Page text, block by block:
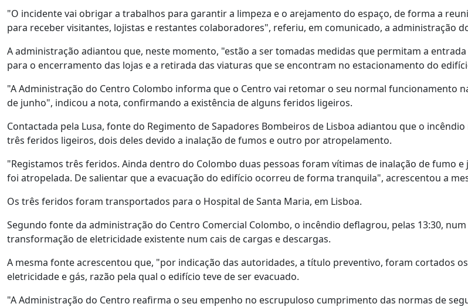
"O incidente vai obrigar a trabalhos para garantir a limpeza e o arejamento do espaço, de forma a
para receber visitantes, lojistas e restantes colaboradores", referiu, em comunicado, a administração
A administração adiantou que, neste momento, "estão a ser tomadas medidas que permitam a
para o encerramento das lojas e a retirada das viaturas que se encontram no estacionamento do
"A Administração do Centro Colombo informa que o Centro vai retomar o seu normal funcionamento
de junho", indicou a nota, confirmando a existência de alguns feridos ligeiros.
Contactada pela Lusa, fonte do Regimento de Sapadores Bombeiros de Lisboa adiantou que o
três feridos ligeiros, dois deles devido a inalação de fumos e outro por atropelamento.
"Registamos três feridos. Ainda dentro do Colombo duas pessoas foram vítimas de inalação de fumo e
foi atropelada. De salientar que a evacuação do edifício ocorreu de forma tranquila", acrescentou a
Os três feridos foram transportados para o Hospital de Santa Maria, em Lisboa.
Segundo fonte da administração do Centro Comercial Colombo, o incêndio deflagrou, pelas 13:30,
transformação de eletricidade existente num cais de cargas e descargas.
A mesma fonte acrescentou que, "por indicação das autoridades, a título preventivo, foram cortados
eletricidade e gás, razão pela qual o edifício teve de ser evacuado.
"A Administração do Centro reafirma o seu empenho no escrupuloso cumprimento das normas de